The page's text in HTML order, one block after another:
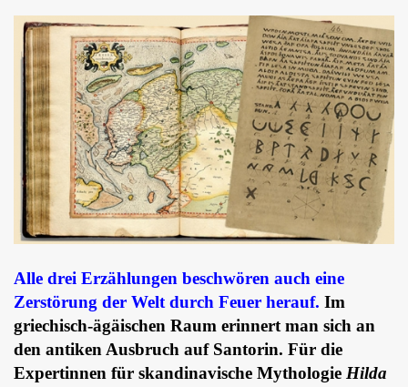
Alle drei Erzählungen beschwören auch eine
Zerstörung der Welt durch Feuer herauf. Im
griechisch-ägäischen Raum erinnert man sich an
den antiken Ausbruch auf Santorin. Für die
Expertinnen für skandinavische Mythologie Hilda